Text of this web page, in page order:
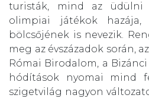
turisták, mind az üdülni
olimpiai játékok
bölcsőjének is nevezik.
meg az évszázadok során,
Római Birodalom, a
hódítások nyomai mind
szigetvilág nagyon